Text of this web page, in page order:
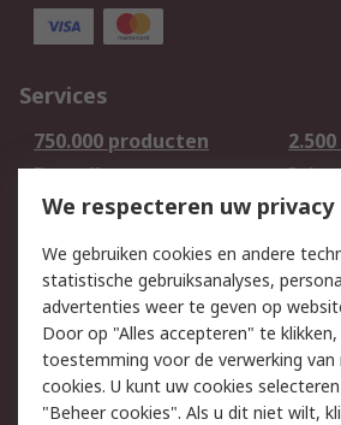
Services
750.000 producten
Bestellen
Retouren
Track & Trace
Wettelijk
Cookiebeleid
Privacybeleid -
Bijgewerkt
We respecteren uw privacy
We gebruiken cookies en andere
statistische gebruiksanalyses,
advertenties weer te geven op
Door op "Alles accepteren" te
toestemming voor de verwerking van
cookies. U kunt uw cookies
"Beheer cookies". Als u dit niet wilt,